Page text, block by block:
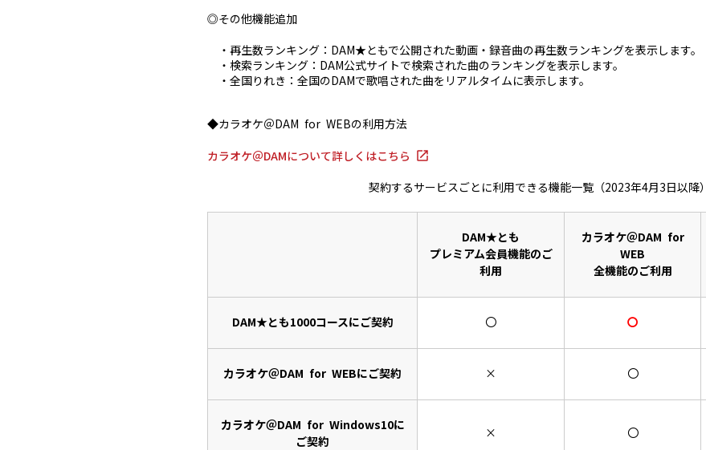
◎その他機能追加
・再生数ランキング：DAM★ともで公開された動画・録音曲の再生数ランキングを表示します。
・検索ランキング：DAM公式サイトで検索された曲のランキングを表示します。
・全国りれき：全国のDAMで歌唱された曲をリアルタイムに表示します。
◆カラオケ＠DAM for WEBの利用方法
カラオケ＠DAMについて詳しくはこちら
契約するサービスごとに利用できる機能一覧（2023年4月3日以降）
DAM★とも
プレミアム会員機能のご
利用
カラオケ＠DAM for
WEB
全機能のご利用
DAM★とも1000コースにご契約 〇 〇
カラオケ＠DAM for WEBにご契約 × 〇
カラオケ＠DAM for Windows10に
ご契約
× 〇